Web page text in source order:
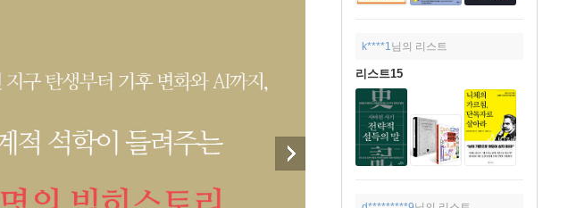
k****1님의 리스트
리스트15